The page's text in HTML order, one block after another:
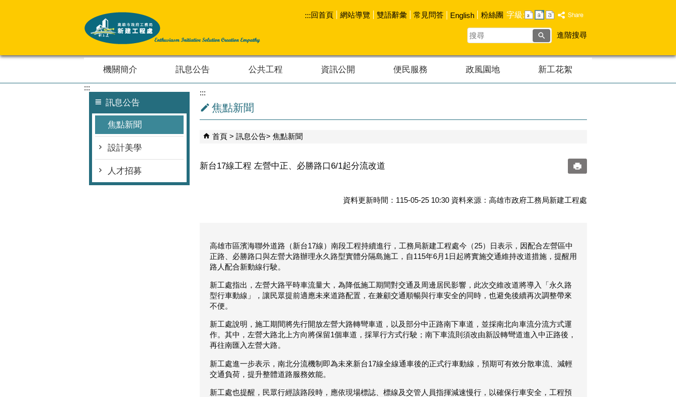
:::回首頁 網站導覽 雙語辭彙 常見問答 English 粉絲團 字級:
搜
尋
進階搜尋
機關簡介 訊息公告 公共工程 資訊公開 便民服務 政風園地 新工花絮
:::
訊息公告
焦點新聞
設計美學
人才招募
:::
焦點新聞
首頁 訊息公告 焦點新聞
新台17線工程 左營中正、必勝路口6/1起分流改道
資料更新時間：115-05-25 10:30 資料來源：高雄市政府工務局新建工程處
高雄市區濱海聯外道路（新台17線）南段工程持續進行，工務局新建工程處今（25）日表示，因配合左營區中
正路、必勝路口與左營大路辦理永久路型實體分隔島施工，自115年6月1日起將實施交通維持改道措施，提醒用
路人配合新動線行駛。
新工處指出，左營大路平時車流量大，為降低施工期間對交通及周邊居民影響，此次交維改道將導入「永久路
型行車動線」，讓民眾提前適應未來道路配置，在兼顧交通順暢與行車安全的同時，也避免後續再次調整帶來
不便。
新工處說明，施工期間將先行開放左營大路轉彎車道，以及部分中正路南下車道，並採南北向車流分流方式運
作。其中，左營大路北上方向將保留1個車道，採單行方式行駛；南下車流則須改由新設轉彎道進入中正路後，
再往南匯入左營大路。
新工處進一步表示，南北分流機制即為未來新台17線全線通車後的正式行車動線，預期可有效分散車流、減輕
交通負荷，提升整體道路服務效能。
新工處也提醒，民眾行經該路段時，應依現場標誌、標線及交管人員指揮減速慢行，以確保行車安全，工程預